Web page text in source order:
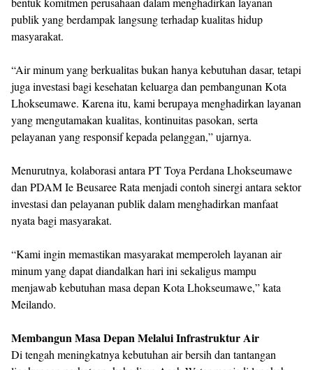
publik yang berdampak langsung terhadap kualitas hidup
masyarakat.
“Air minum yang berkualitas bukan hanya kebutuhan dasar, tetapi
juga investasi bagi kesehatan keluarga dan pembangunan Kota
Lhokseumawe. Karena itu, kami berupaya menghadirkan layanan
yang mengutamakan kualitas, kontinuitas pasokan, serta
pelayanan yang responsif kepada pelanggan,” ujarnya.
Menurutnya, kolaborasi antara PT Toya Perdana Lhokseumawe
dan PDAM Ie Beusaree Rata menjadi contoh sinergi antara sektor
investasi dan pelayanan publik dalam menghadirkan manfaat
nyata bagi masyarakat.
“Kami ingin memastikan masyarakat memperoleh layanan air
minum yang dapat diandalkan hari ini sekaligus mampu
menjawab kebutuhan masa depan Kota Lhokseumawe,” kata
Meilando.
Membangun Masa Depan Melalui Infrastruktur Air
Di tengah meningkatnya kebutuhan air bersih dan tantangan